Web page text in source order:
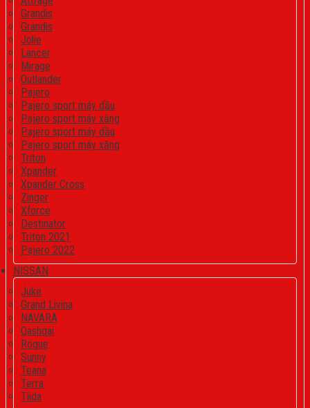
Grandis
Grandis
Jolie
Lancer
Mirage
Outlander
Pajero
Pajero sport máy dầu
Pajero sport máy xăng
Pajero sport máy dầu
Pajero sport máy xăng
Triton
Xpander
Xpander Cross
Zinger
Xforce
Destinator
Triton 2021
Pajero 2022
NISSAN
Juke
Grand Livina
NAVARA
Qashqai
Rogue
Sunny
Teana
Terra
Tiida